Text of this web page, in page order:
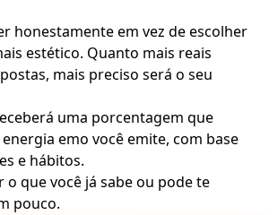
honestamente em vez de escolher
estético. Quanto mais reais
mais preciso será o seu
uma porcentagem que
emo você emite, com base
e hábitos.
o que você já sabe ou pode te
pouco.